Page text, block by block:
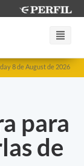
8 de August de 2026
para
de